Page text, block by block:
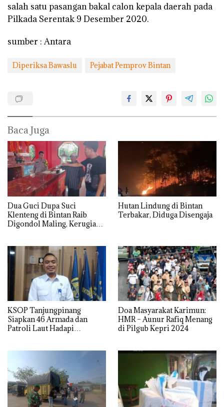
salah satu pasangan bakal calon kepala daerah pada
Pilkada Serentak 9 Desember 2020.
sumber : Antara
Diperiksa Bawaslu Pejabat Pemprov Bintan
Baca Juga
Dua Guci Dupa Suci
Klenteng di Bintan Raib
Digondol Maling, Kerugian
Hutan Lindung di Bintan
Terbakar, Diduga Disengaja
KSOP Tanjungpinang
Siapkan 46 Armada dan
Patroli Laut Hadapi
Doa Masyarakat Karimun:
HMR – Aunur Rafiq Menang
di Pilgub Kepri 2024